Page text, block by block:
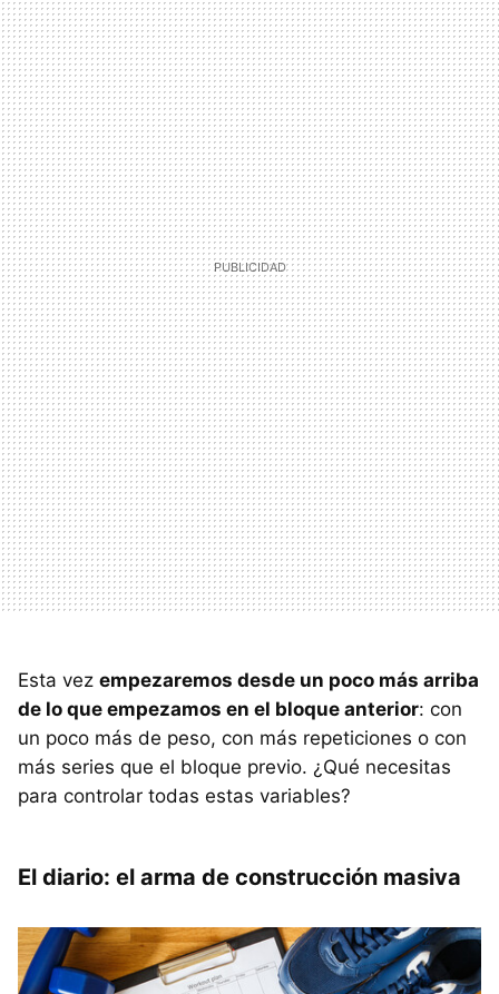
Esta vez empezaremos desde un poco más arriba
de lo que empezamos en el bloque anterior: con
un poco más de peso, con más repeticiones o con
más series que el bloque previo. ¿Qué necesitas
para controlar todas estas variables?
El diario: el arma de construcción masiva